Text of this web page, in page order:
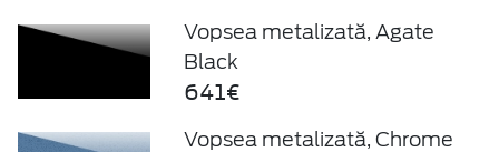
Vopsea metalizată, Agate
Black
641€
Vopsea metalizată, Chrome